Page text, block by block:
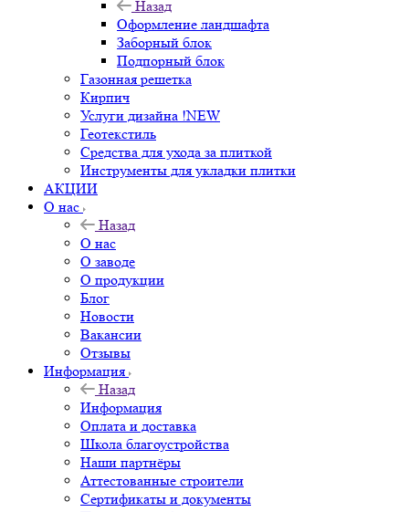
Назад
Оформление ландшафта
Заборный блок
Подпорный блок
Газонная решетка
Кирпич
Услуги дизайна !NEW
Геотекстиль
Средства для ухода за плиткой
Инструменты для укладки плитки
АКЦИИ
О нас
Назад
О нас
О заводе
О продукции
Блог
Новости
Вакансии
Отзывы
Информация
Назад
Информация
Оплата и доставка
Школа благоустройства
Наши партнёры
Аттестованные строители
Сертификаты и документы